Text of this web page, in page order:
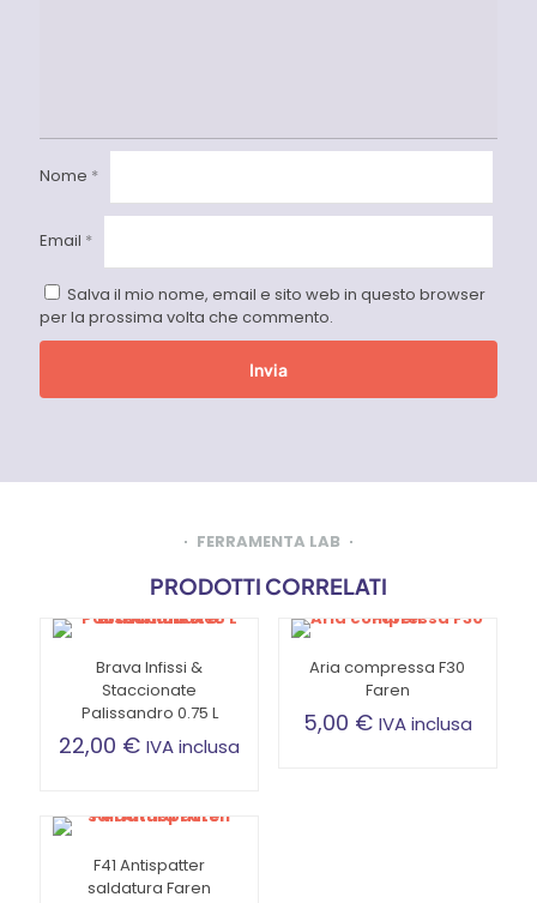
Nome *
Email *
Salva il mio nome, email e sito web in questo browser
per la prossima volta che commento.
FERRAMENTA LAB
PRODOTTI CORRELATI
Brava Infissi &
Staccionate
Palissandro 0.75 L
22,00 € IVA inclusa
Aria compressa F30
Faren
5,00 € IVA inclusa
F41 Antispatter
saldatura Faren